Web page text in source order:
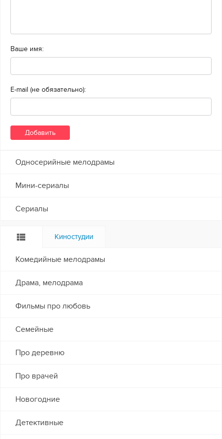
Ваше имя:
E-mail (не обязательно):
Односерийные мелодрамы
Мини-сериалы
Сериалы
Киностудии
Комедийные мелодрамы
Драма, мелодрама
Фильмы про любовь
Семейные
Про деревню
Про врачей
Новогодние
Детективные